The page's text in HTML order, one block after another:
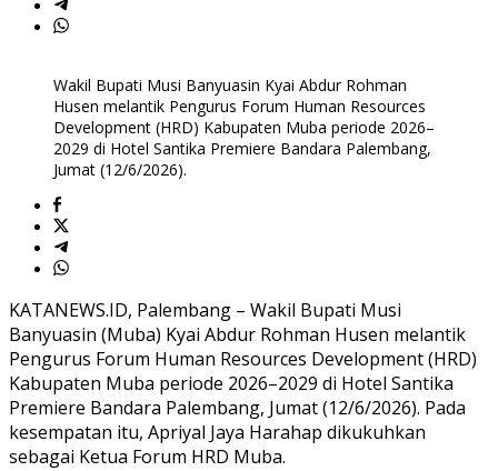
Wakil Bupati Musi Banyuasin Kyai Abdur Rohman
Husen melantik Pengurus Forum Human Resources
Development (HRD) Kabupaten Muba periode 2026–
2029 di Hotel Santika Premiere Bandara Palembang,
Jumat (12/6/2026).
KATANEWS.ID, Palembang – Wakil Bupati Musi
Banyuasin (Muba) Kyai Abdur Rohman Husen melantik
Pengurus Forum Human Resources Development (HRD)
Kabupaten Muba periode 2026–2029 di Hotel Santika
Premiere Bandara Palembang, Jumat (12/6/2026). Pada
kesempatan itu, Apriyal Jaya Harahap dikukuhkan
sebagai Ketua Forum HRD Muba.